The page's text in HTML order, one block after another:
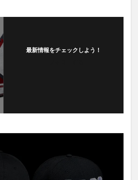
最新情報をチェックしよう！